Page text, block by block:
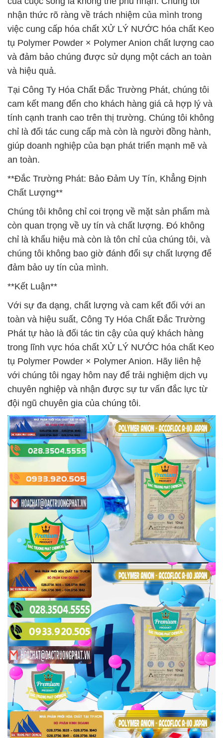
nhận thức rõ ràng về trách nhiệm của mình trong
việc cung cấp hóa chất XỬ LÝ NƯỚC hóa chất Keo
tụ Polymer Powder × Polymer Anion chất lượng cao
và đảm bảo chúng được sử dụng một cách an toàn
và hiệu quả.
Tại Công Ty Hóa Chất Đắc Trường Phát, chúng tôi
cam kết mang đến cho khách hàng giá cả hợp lý và
tính cạnh tranh cao trên thị trường. Chúng tôi không
chỉ là đối tác cung cấp mà còn là người đồng hành,
giúp doanh nghiệp của bạn phát triển mạnh mẽ và
an toàn.
**Đắc Trường Phát: Bảo Đảm Uy Tín, Khẳng Định
Chất Lượng**
Chúng tôi không chỉ coi trọng về mặt sản phẩm mà
còn quan trọng về uy tín và chất lượng. Đó không
chỉ là khẩu hiệu mà còn là tôn chỉ của chúng tôi, và
chúng tôi không bao giờ đánh đổi sự chất lượng để
đảm bảo uy tín của mình.
**Kết Luận**
Với sự đa dạng, chất lượng và cam kết đối với an
toàn và hiệu suất, Công Ty Hóa Chất Đắc Trường
Phát tự hào là đối tác tin cậy của quý khách hàng
trong lĩnh vực hóa chất XỬ LÝ NƯỚC hóa chất Keo
tụ Polymer Powder × Polymer Anion. Hãy liên hệ
với chúng tôi ngay hôm nay để trải nghiệm dịch vụ
chuyên nghiệp và nhận được sự tư vấn đắc lực từ
đội ngũ chuyên gia của chúng tôi.